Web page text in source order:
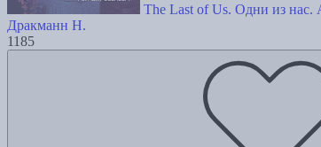
The Last of Us. Одни из нас.
Дракманн Н.
1185